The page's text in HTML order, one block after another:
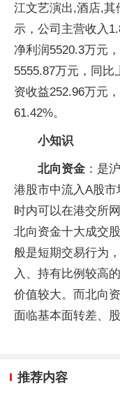
江文艺演出,酒店,其
示，公司主营收入
净利润5520.3万元
5555.87万元，同比
资收益252.96万元
61.42%。
小知识
北向资金 ：是
港股市中流入A股
时内可以在港交所
北向资金十大成交
般是短期交易行为
入、持有比例较高
价值较大。而北向
面临基本面转差、
推荐内容